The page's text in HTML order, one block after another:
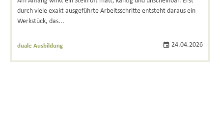
durch viele exakt ausgeführte Arbeitsschritte entsteht daraus ein
Werkstück, das...
duale Ausbildung 24.04.2026